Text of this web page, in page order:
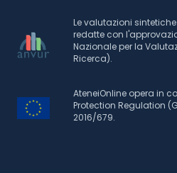
Le valutazioni
redatte con
Nazionale per la
Ricerca).
AteneiOnline opera in
Protection Regulation
2016/679.